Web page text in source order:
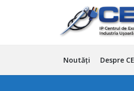
Noutăți Despre